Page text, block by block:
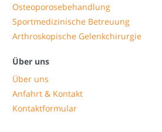
Osteoporosebehandlung
Sportmedizinische Betreuung
Arthroskopische Gelenkchirurgie
Über uns
Über uns
Anfahrt & Kontakt
Kontaktformular